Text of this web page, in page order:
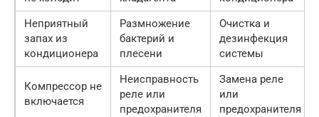
Неприятный
запах из
кондиционера
Размножение
бактерий и
плесени
Очистка и
дезинфекция
системы
Компрессор не
включается
Неисправность
реле или
предохранителя
Замена реле
или
предохранителя